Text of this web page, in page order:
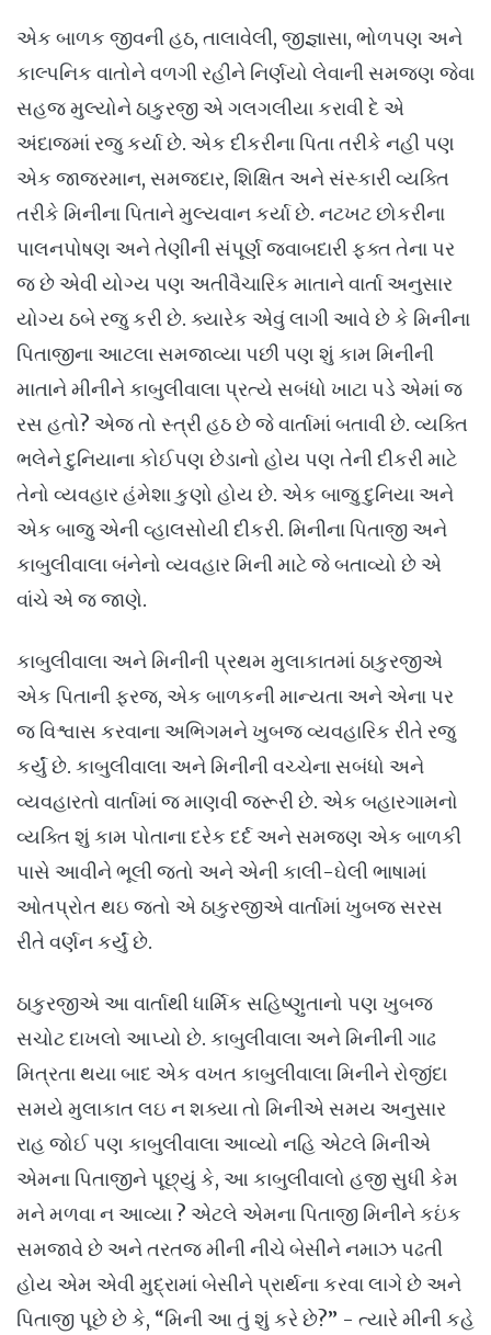
એક બાળક જીવની હઠ, તાલાવેલી, જીજ્ઞાસા, ભોળપણ અને
કાલ્પનિક વાતોને વળગી રહીને નિર્ણયો લેવાની સમજણ જેવા
સહજ મુલ્યોને ઠાકુરજી એ ગલગલીયા કરાવી દે એ
અંદાજમાં રજુ કર્યા છે. એક દીકરીના પિતા તરીકે નહી પણ
એક જાજરમાન, સમજદાર, શિક્ષિત અને સંસ્કારી વ્યક્તિ
તરીકે મિનીના પિતાને મુલ્યવાન કર્યા છે. નટખટ છોકરીના
પાલનપોષણ અને તેણીની સંપૂર્ણ જવાબદારી ફક્ત તેના પર
જ છે એવી યોગ્ય પણ અતીવૈચારિક માતાને વાર્તા અનુસાર
યોગ્ય ઠબે રજુ કરી છે. ક્યારેક એવું લાગી આવે છે કે મિનીના
પિતાજીના આટલા સમજાવ્યા પછી પણ શું કામ મિનીની
માતાને મીનીને કાબુલીવાલા પ્રત્યે સબંધો ખાટા પડે એમાં જ
રસ હતો? એજ તો સ્ત્રી હઠ છે જે વાર્તામાં બતાવી છે. વ્યક્તિ
ભલેને દુનિયાના કોઈપણ છેડાનો હોય પણ તેની દીકરી માટે
તેનો વ્યવહાર હંમેશા કુણો હોય છે. એક બાજુ દુનિયા અને
એક બાજુ એની વ્હાલસોયી દીકરી. મિનીના પિતાજી અને
કાબુલીવાલા બંનેનો વ્યવહાર મિની માટે જે બતાવ્યો છે એ
વાંચે એ જ જાણે.
કાબુલીવાલા અને મિનીની પ્રથમ મુલાકાતમાં ઠાકુરજીએ
એક પિતાની ફરજ, એક બાળકની માન્યતા અને એના પર
જ વિશ્વાસ કરવાના અભિગમને ખુબજ વ્યવહારિક રીતે રજુ
કર્યું છે. કાબુલીવાલા અને મિનીની વચ્ચેના સબંધો અને
વ્યવહારતો વાર્તામાં જ માણવી જરૂરી છે. એક બહારગામનો
વ્યક્તિ શું કામ પોતાના દરેક દર્દ અને સમજણ એક બાળકી
પાસે આવીને ભૂલી જતો અને એની કાલી-ઘેલી ભાષામાં
ઓતપ્રોત થઇ જતો એ ઠાકુરજીએ વાર્તામાં ખુબજ સરસ
રીતે વર્ણન કર્યું છે.
ઠાકુરજીએ આ વાર્તાથી ધાર્મિક સહિષ્ણુતાનો પણ ખુબજ
સચોટ દાખલો આપ્યો છે. કાબુલીવાલા અને મિનીની ગાઢ
મિત્રતા થયા બાદ એક વખત કાબુલીવાલા મિનીને રોજીંદા
સમયે મુલાકાત લઇ ન શક્યા તો મિનીએ સમય અનુસાર
રાહ જોઈ પણ કાબુલીવાલા આવ્યો નહિ એટલે મિનીએ
એમના પિતાજીને પૂછ્યું કે, આ કાબુલીવાલો હજી સુધી કેમ
મને મળવા ન આવ્યા ? એટલે એમના પિતાજી મિનીને કઇંક
સમજાવે છે અને તરતજ મીની નીચે બેસીને નમાઝ પઢતી
હોય એમ એવી મુદ્રામાં બેસીને પ્રાર્થના કરવા લાગે છે અને
પિતાજી પૂછે છે કે, “મિની આ તું શું કરે છે?” - ત્યારે મીની કહે